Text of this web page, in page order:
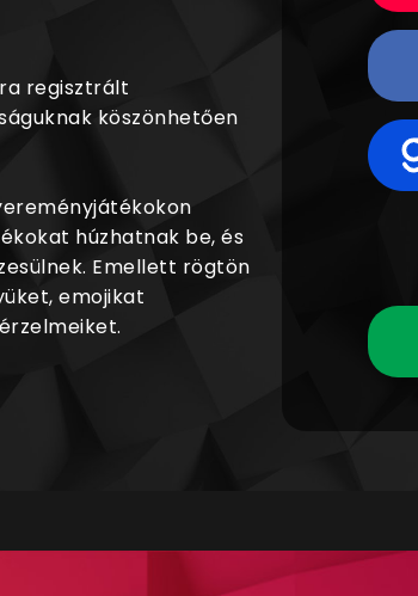
regisztrált
köszönhetően
húzhatnak be, és
Emellett rögtön
emojikat